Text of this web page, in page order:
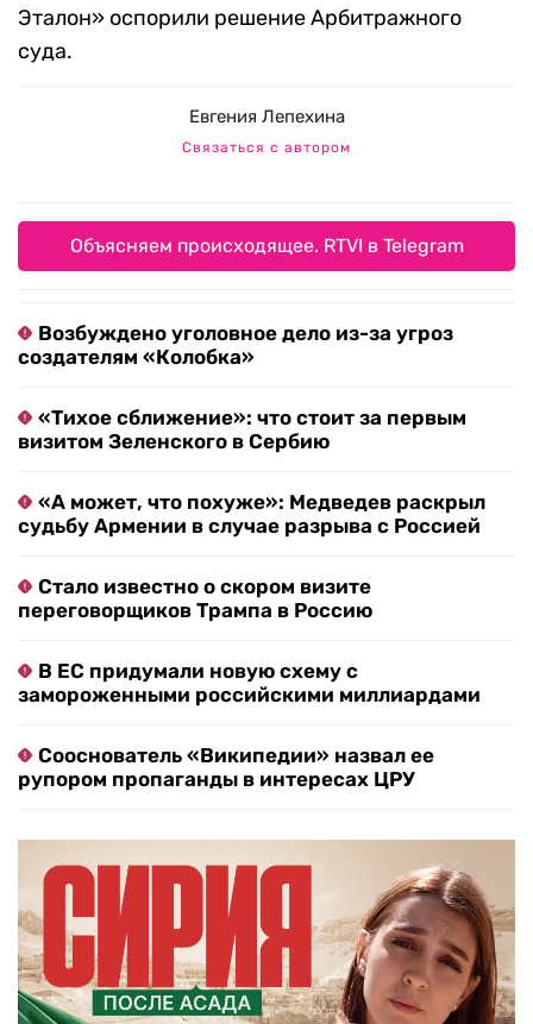
Эталон» оспорили решение Арбитражного
суда.
Евгения Лепехина
Связаться с автором
Объясняем происходящее. RTVI в Telegram
Возбуждено уголовное дело из-за угроз
создателям «Колобка»
«Тихое сближение»: что стоит за первым
визитом Зеленского в Сербию
«А может, что похуже»: Медведев раскрыл
судьбу Армении в случае разрыва с Россией
Стало известно о скором визите
переговорщиков Трампа в Россию
В ЕС придумали новую схему с
замороженными российскими миллиардами
Сооснователь «Википедии» назвал ее
рупором пропаганды в интересах ЦРУ